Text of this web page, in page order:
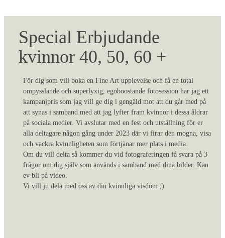
Special Erbjudande
kvinnor 40, 50, 60 +
För dig som vill boka en Fine Art upplevelse och få en total
ompysslande och superlyxig, egoboostande fotosession har jag ett
kampanjpris som jag vill ge dig i gengäld mot att du går med på
att synas i samband med att jag lyfter fram kvinnor i dessa åldrar
på sociala medier. Vi avslutar med en fest och utställning för er
alla deltagare någon gång under 2023 där vi firar den mogna, visa
och vackra kvinnligheten som förtjänar mer plats i media.
Om du vill delta så kommer du vid fotograferingen få svara på 3
frågor om dig själv som används i samband med dina bilder. Kan
ev bli på video.
Vi vill ju dela med oss av din kvinnliga visdom ;)